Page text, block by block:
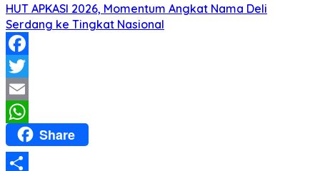
HUT APKASI 2026, Momentum Angkat Nama Deli
Serdang ke Tingkat Nasional
Facebook
Twitter
Email
WhatsApp
Share